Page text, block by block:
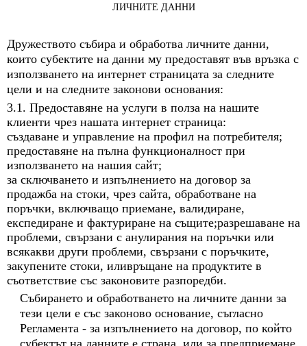
ЛИЧНИТЕ ДАННИ
Дружеството събира и обработва личните данни,
които субектите на данни му предоставят във връзка с
използването на интернет страницата за следните
цели и на следните законови основания:
3.1. Предоставяне на услуги в полза на нашите
клиенти чрез нашата интернет страница:
създаване и управление на профил на потребителя;
предоставяне на пълна функционалност при
използването на нашия сайт;
за сключването и изпълнението на договор за
продажба на стоки, чрез сайта, обработване на
поръчки, включващо приемане, валидиране,
експедиране и фактуриране на същите;разрешаване на
проблеми, свързани с анулирания на поръчки или
всякакви други проблеми, свързани с поръчките,
закупените стоки, иливръщане на продуктите в
съответствие със законовите разпоредби.
Събирането и обработването на личните данни за
тези цели е със законово основание, съгласно
Регламента - за изпълнението на договор, по който